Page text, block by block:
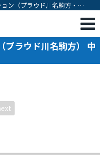
ン（プラウド川名駒方・
プラウド川名駒方） 中